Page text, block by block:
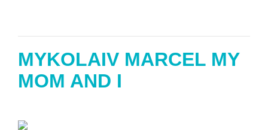
MYKOLAIV MARCEL MY
MOM AND I